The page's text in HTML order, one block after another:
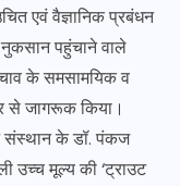
एवं वैज्ञानिक प्रबंधन
पहुंचाने वाले
के समसामयिक व
से जागरूक किया।
संस्थान के डॉ. पंकज
उच्च मूल्य की ‘ट्राउट